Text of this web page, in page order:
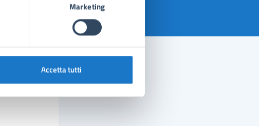
Marketing
Accetta tutti